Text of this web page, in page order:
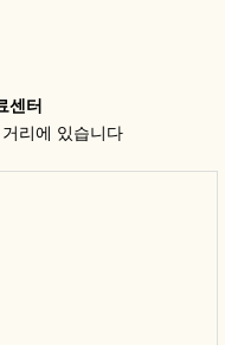
센터
리에 있습니다